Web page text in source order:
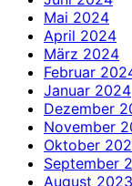
Mai 2024
April 2024
März 2024
Februar
Januar 2024
Dezember
November
Oktober
September
August 2023